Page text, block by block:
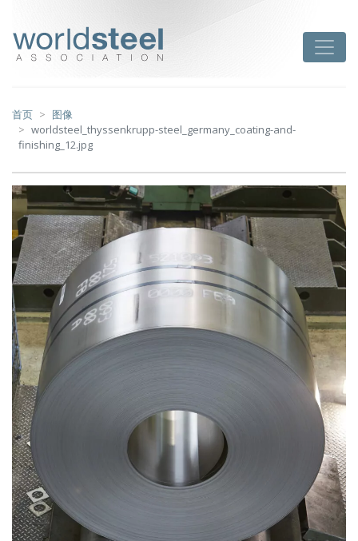
首页
图像
worldsteel_thyssenkrupp-steel_germany_coating-and-
finishing_12.jpg